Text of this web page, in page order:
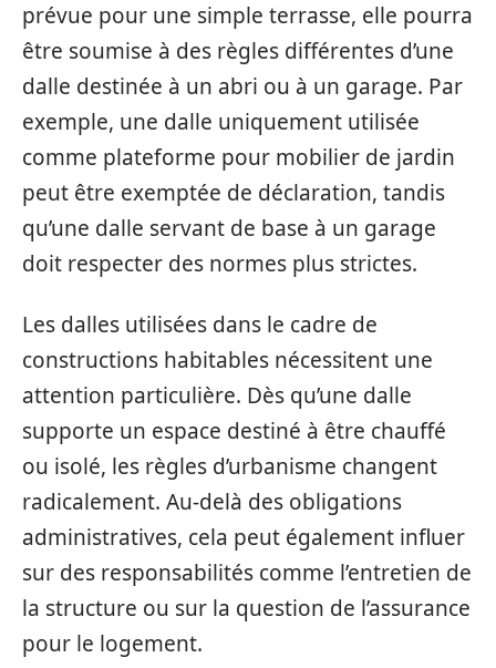
prévue pour une simple terrasse, elle pourra
être soumise à des règles différentes d’une
dalle destinée à un abri ou à un garage. Par
exemple, une dalle uniquement utilisée
comme plateforme pour mobilier de jardin
peut être exemptée de déclaration, tandis
qu’une dalle servant de base à un garage
doit respecter des normes plus strictes.
Les dalles utilisées dans le cadre de
constructions habitables nécessitent une
attention particulière. Dès qu’une dalle
supporte un espace destiné à être chauffé
ou isolé, les règles d’urbanisme changent
radicalement. Au-delà des obligations
administratives, cela peut également influer
sur des responsabilités comme l’entretien de
la structure ou sur la question de l’assurance
pour le logement.